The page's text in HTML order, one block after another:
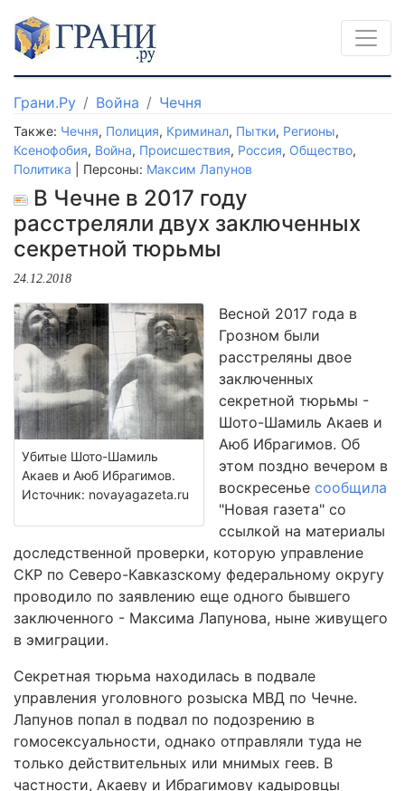
Грани.Ру Война Чечня
Также: Чечня, Полиция, Криминал, Пытки, Регионы,
Ксенофобия, Война, Происшествия, Россия, Общество,
Политика | Персоны: Максим Лапунов
В Чечне в 2017 году
расстреляли двух заключенных
секретной тюрьмы
24.12.2018
Убитые Шото-Шамиль
Акаев и Аюб Ибрагимов.
Источник: novayagazeta.ru
Весной 2017 года в
Грозном были
расстреляны двое
заключенных
секретной тюрьмы -
Шото-Шамиль Акаев и
Аюб Ибрагимов. Об
этом поздно вечером в
воскресенье сообщила
"Новая газета" со
ссылкой на материалы
доследственной проверки, которую управление
СКР по Северо-Кавказскому федеральному округу
проводило по заявлению еще одного бывшего
заключенного - Максима Лапунова, ныне живущего
в эмиграции.
Секретная тюрьма находилась в подвале
управления уголовного розыска МВД по Чечне.
Лапунов попал в подвал по подозрению в
гомосексуальности, однако отправляли туда не
только действительных или мнимых геев. В
частности, Акаеву и Ибрагимову кадыровцы